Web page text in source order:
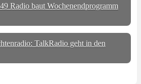
Radio baut Wochenendprogramm
TalkRadio geht in den